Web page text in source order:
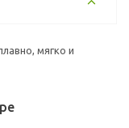
мягко и